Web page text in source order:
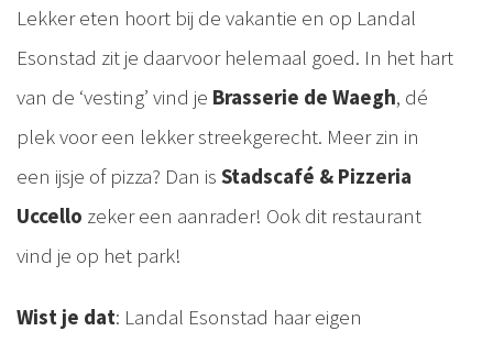
Lekker eten hoort bij de vakantie en op Landal
Esonstad zit je daarvoor helemaal goed. In het hart
van de ‘vesting’ vind je Brasserie de Waegh, dé
plek voor een lekker streekgerecht. Meer zin in
een ijsje of pizza? Dan is Stadscafé & Pizzeria
Uccello zeker een aanrader! Ook dit restaurant
vind je op het park!
Wist je dat: Landal Esonstad haar eigen